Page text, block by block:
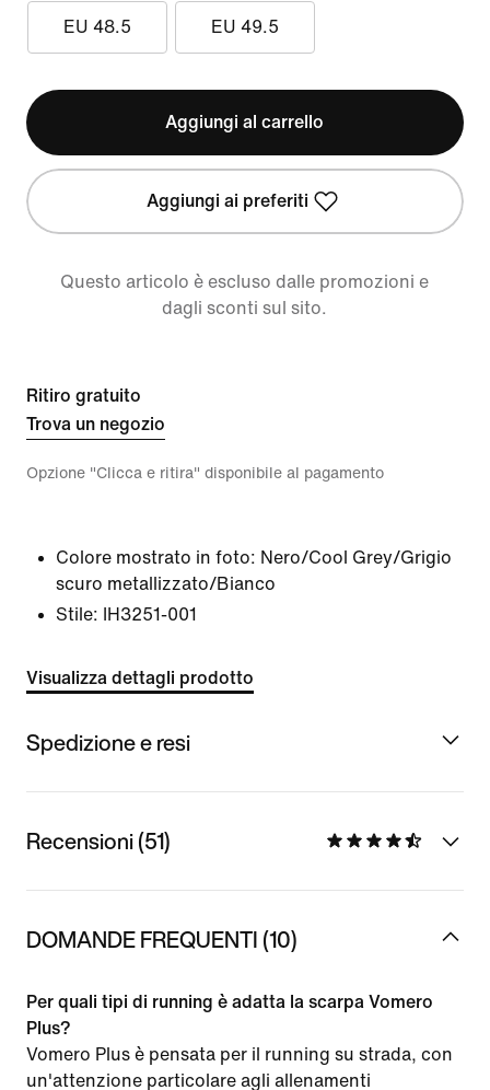
EU 48.5 EU 49.5
Aggiungi al carrello
Aggiungi ai preferiti
Questo articolo è escluso dalle promozioni e
dagli sconti sul sito.
Ritiro gratuito
Trova un negozio
Opzione "Clicca e ritira" disponibile al pagamento
Colore mostrato in foto: Nero/Cool Grey/Grigio
scuro metallizzato/Bianco
Stile:
IH3251-001
Visualizza dettagli prodotto
Spedizione e resi
Recensioni (51)
DOMANDE FREQUENTI (10)
Per quali tipi di running è adatta la scarpa Vomero
Plus?
Vomero Plus è pensata per il running su strada, con
un'attenzione particolare agli allenamenti